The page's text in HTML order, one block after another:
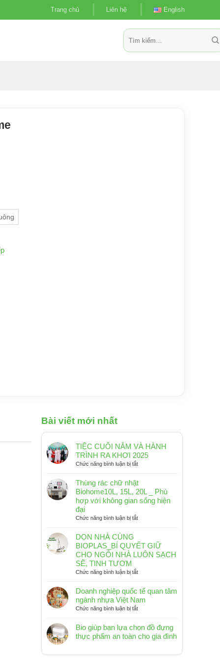
Trang chủ Liên hệ English
Tìm
kiếm:
Bài viết mới nhất
TIỆC CUỐI NĂM VÀ HÀNH
TRÌNH RA KHƠI 2025
Chức năng bình luận bị tắtở
CUỐI
NĂM
HÀNH
RA
Thùng rác chữ nhật
Biohome10L, 15L, 20L _ Phù
hợp với không gian sống hiện
đại
Chức năng bình luận bị tắtở
chữ
nhật
Biohome10L,
20L
Phù
hợp
với
gian
sống
DỌN NHÀ CÙNG
BIOPLAS_BÍ QUYẾT GIỮ
CHO NGÔI NHÀ LUÔN SẠCH
SẼ, TINH TƯƠM
Chức năng bình luận bị tắtở
NHÀ
CÙNG
CHO
NGÔI
LUÔN
Doanh nghiệp quốc tế quan tâm
ngành nhựa Việt Nam
Chức năng bình luận bị tắtở
nghiệp
quốc
Bio giúp bạn lựa chọn đồ đựng
thực phẩm an toàn cho gia đình
có